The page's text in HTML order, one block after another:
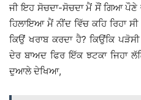
ਜੀ ਇਹ ਸੋਚਦਾ-ਸੋਚਦਾ ਮੈਂ ਸੌਂ ਗਿਆ ਪੌਣੇ
ਹਿਲਾਇਆ ਮੈਂ ਨੀਂਦ ਵਿੱਚ ਕਹਿ ਰਿਹਾ
ਕਿਉਂ ਖਰਾਬ ਕਰਦਾ ਹੈ? ਕਿਉਂਕਿ
ਦੇਰ ਬਾਅਦ ਫਿਰ ਇੱਕ ਝਟਕਾ
ਦੁਆਲੇ ਦੇਖਿਆ,